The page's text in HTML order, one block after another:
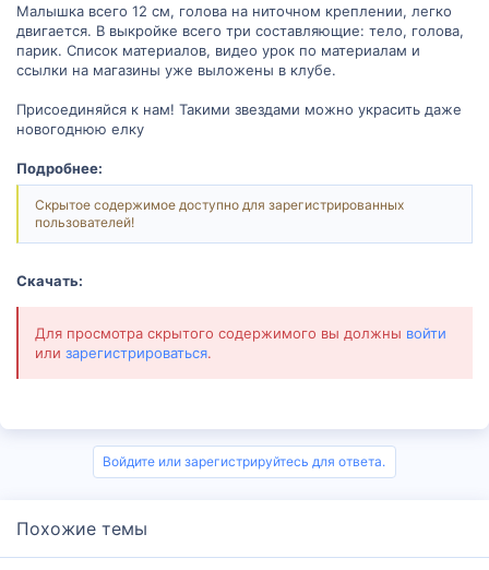
Малышка всего 12 см, голова на ниточном креплении, легко
двигается. В выкройке всего три составляющие: тело, голова,
парик. Список материалов, видео урок по материалам и
ссылки на магазины уже выложены в клубе.
Присоединяйся к нам! Такими звездами можно украсить даже
новогоднюю елку
Подробнее:
Скрытое содержимое доступно для зарегистрированных
пользователей!
Скачать:
Для просмотра скрытого содержимого вы должны войти
или зарегистрироваться.
Войдите или зарегистрируйтесь для ответа.
Похожие темы